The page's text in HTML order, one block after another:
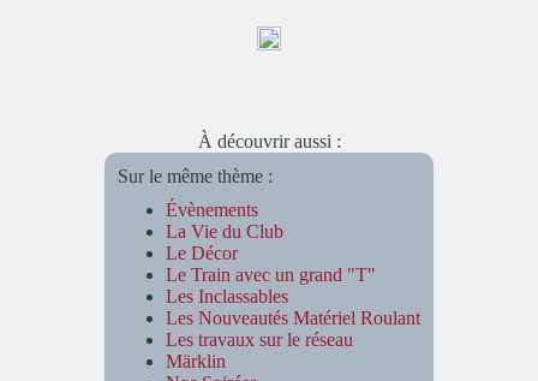
À découvrir aussi :
Sur le même thème :
Évènements
La Vie du Club
Le Décor
Le Train avec un grand "T"
Les Inclassables
Les Nouveautés Matériel Roulant
Les travaux sur le réseau
Märklin